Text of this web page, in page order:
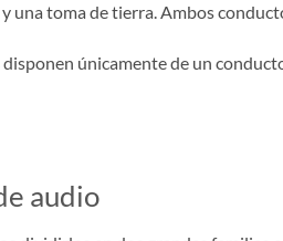
una toma de tierra. Ambos
disponen únicamente de un
audio